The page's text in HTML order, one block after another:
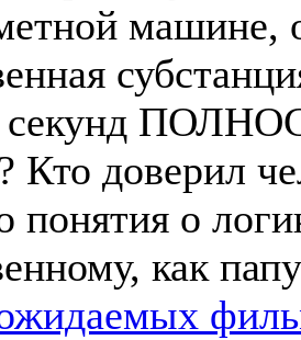
машине,
секунд
Кто доверил
понятия о
как